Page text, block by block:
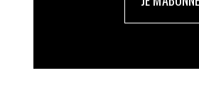
peuvent
une certaine
réjouis qu’elles